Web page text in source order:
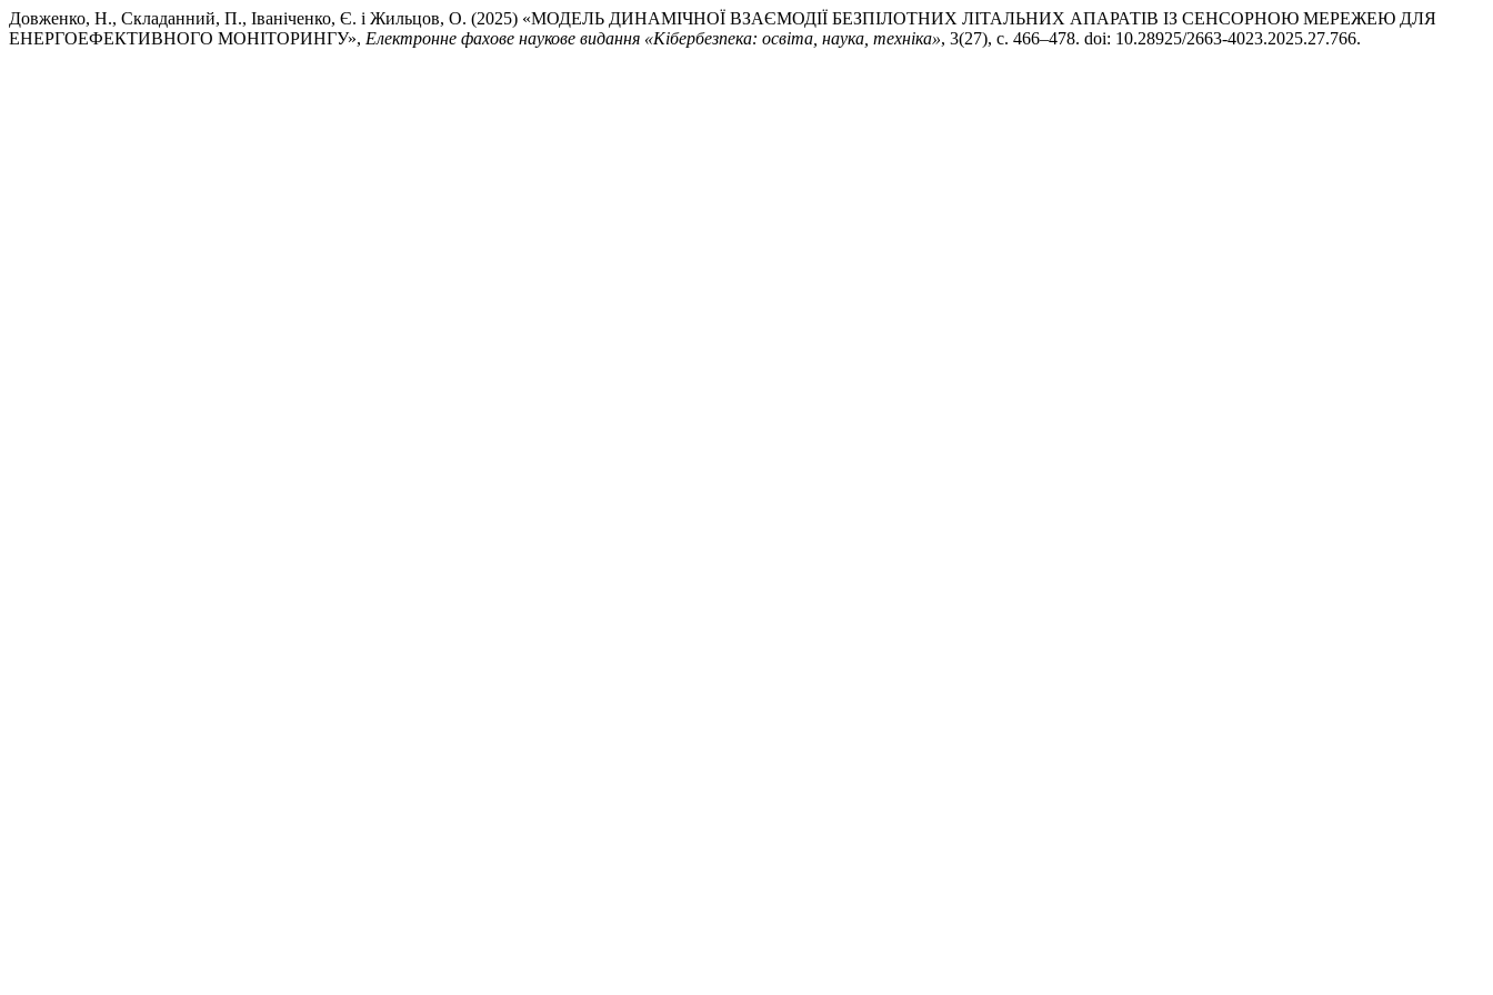
Довженко, Н., Складанний, П., Іваніченко, Є. і Жильцов, О. (2025) «МОДЕЛЬ ДИНАМІЧНОЇ ВЗАЄМОДІЇ БЕЗПІЛОТНИХ ЛІТАЛЬНИХ АПАРАТІВ ІЗ СЕНСОРНОЮ МЕРЕЖЕЮ ДЛЯ
ЕНЕРГОЕФЕКТИВНОГО МОНІТОРИНГУ», Електронне фахове наукове видання «Кібербезпека: освіта, наука, техніка», 3(27), с. 466–478. doi: 10.28925/2663-4023.2025.27.766.